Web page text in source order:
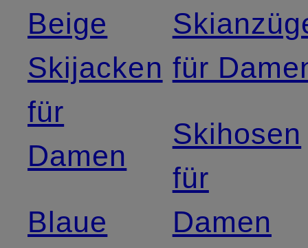
Beige
Skijacken
für
Damen
Blaue
für
Skihosen
für
Damen